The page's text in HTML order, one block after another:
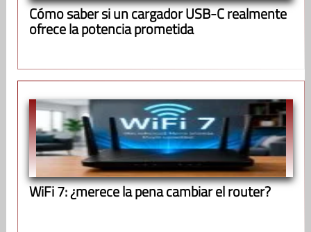
Cómo saber si un cargador USB-C realmente
ofrece la potencia prometida
WiFi 7: ¿merece la pena cambiar el router?